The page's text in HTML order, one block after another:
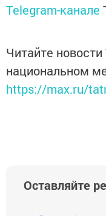
Telegram-канале
Читайте
национальном
https://max.ru/
Оставляйте